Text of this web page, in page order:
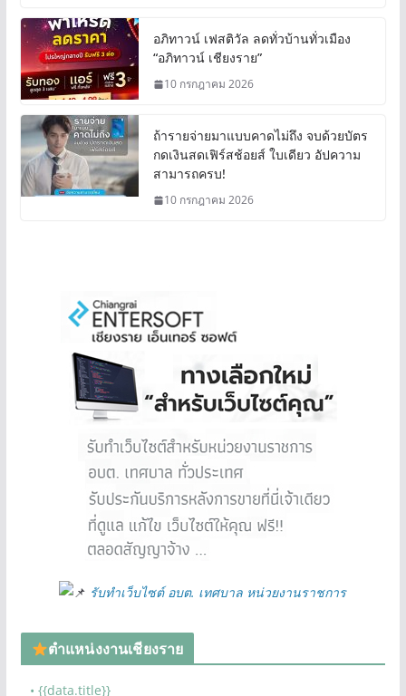
อภิทาวน์ เฟสติวัล ลดทั่วบ้านทั่วเมือง
“อภิทาวน์ เชียงราย”
10 กรกฎาคม 2026
ถ้ารายจ่ายมาแบบคาดไม่ถึง จบด้วยบัตร
กดเงินสดเฟิร์สช้อยส์ ใบเดียว อัปความ
สามารถครบ!
10 กรกฎาคม 2026
รับทำเว็บไซต์ อบต. เทศบาล หน่วยงานราชการ
ตำแหน่งงานเชียงราย
• {{data.title}}